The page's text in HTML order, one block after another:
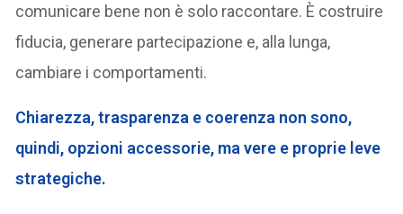
comunicare bene non è solo raccontare. È costruire
fiducia, generare partecipazione e, alla lunga,
cambiare i comportamenti.
Chiarezza, trasparenza e coerenza non sono,
quindi, opzioni accessorie, ma vere e proprie leve
strategiche.